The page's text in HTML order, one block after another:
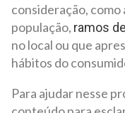
consideração, como
população, ramos
no local ou que
hábitos do
Para ajudar nesse